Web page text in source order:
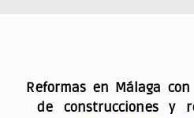
Reformas en Málaga con
de construcciones y